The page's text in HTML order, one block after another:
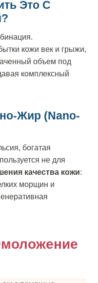
Это С
кожи век и грыжи,
объем под
комплексный
Жир (Nano-
богатая
не для
качества кожи:
морщин и